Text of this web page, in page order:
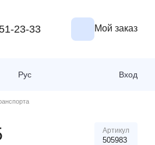
23-33 Мой заказ
Рус Вход
Артикул
505983